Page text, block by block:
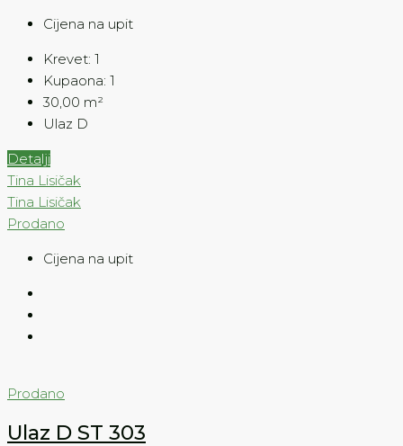
Cijena na upit
Krevet: 1
Kupaona: 1
30,00 m²
Ulaz D
Detalji
Tina Lisičak
Tina Lisičak
Prodano
Cijena na upit
Prodano
Ulaz D ST 303